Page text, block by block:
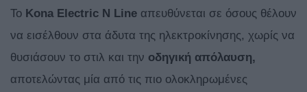
Το Kona Electric N Line απευθύνεται σε όσους θέλουν
να εισέλθουν στα άδυτα της ηλεκτροκίνησης, χωρίς να
θυσιάσουν το στιλ και την οδηγική απόλαυση,
αποτελώντας μία από τις πιο ολοκληρωμένες